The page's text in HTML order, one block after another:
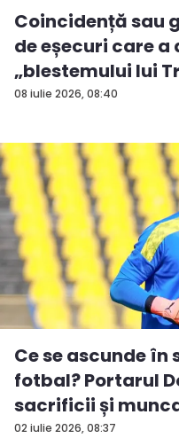
08 iulie 2026, 08:40
Coincidență sau
de eșecuri care
„blestemului lui
02 iulie 2026, 08:37
Ce se ascunde
fotbal? Portarul
sacrificii și